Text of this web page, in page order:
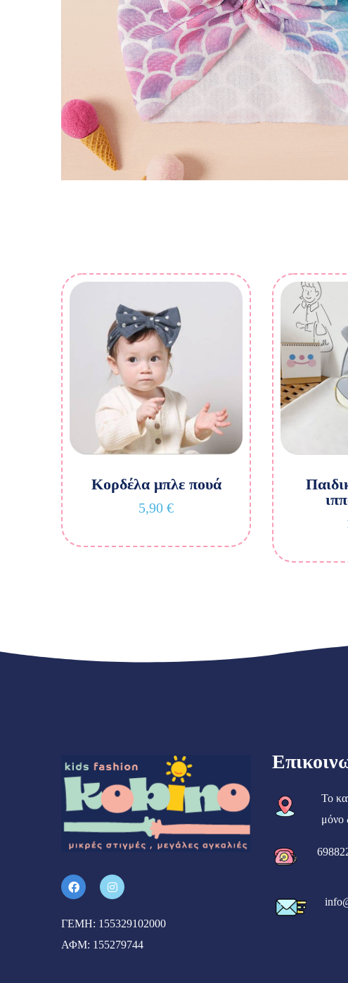
Κορδέλα μπλε πουά
5,90 €
ΓΕΜΗ: 155329102000
ΑΦΜ: 155279744
Το
μόνο